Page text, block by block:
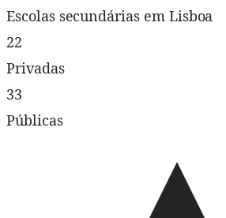
Escolas secundárias em Lisboa
22
Privadas
33
Públicas